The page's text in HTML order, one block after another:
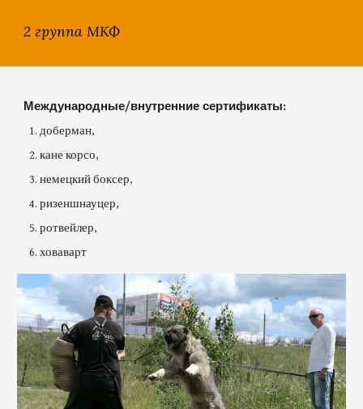
2 группа МКФ
Международные/внутренние сертификаты:
доберман,
кане корсо,
немецкий боксер,
ризеншнауцер,
ротвейлер,
ховаварт